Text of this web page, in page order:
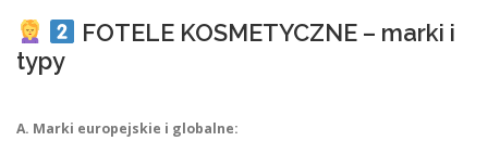
FOTELE KOSMETYCZNE – marki i
typy
A. Marki europejskie i globalne: